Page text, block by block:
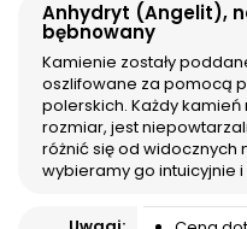
specyficzny kształt i
jest niepowtarzalnym
egzemplarzem i może
się od widocznych na
Dla klienta wybieramy
intuicyjnie i zawsze z...
Anhydryt (Angelit),
bębnowany
Kamienie zostały
oszlifowane za pomocą
polerskich. Każdy kamień
rozmiar, jest
różnić się od widocznych
wybieramy go intuicyjnie